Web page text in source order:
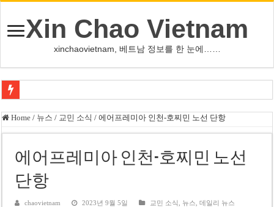
Xin Chao Vietnam
xinchaovietnam, 베트남 정보를 한 눈에……
쩐 타인 먼 베트남 국회의장 “외교 성과, 국가 위상 제고에 크게 기여”
싱가포르 하오마트, 마지막 프리미엄 매장 폐점… 적자·소송 악재 속 사업 축
베트남 은행 분기 순이익 1조 동 시대…비엣콤뱅크 등 5곳 돌파
PNJ, 다이아몬드 밀수 여파에 2분기 적자… 10월 임시 주총 개최
Home / 뉴스 / 교민 소식 / 에어프레미아 인천-호찌민 노선 단항
에어프레미아 인천-호찌민 노선
단항
chaovietnam 2023년 9월 5일 교민 소식 뉴스 ,데일리 뉴스